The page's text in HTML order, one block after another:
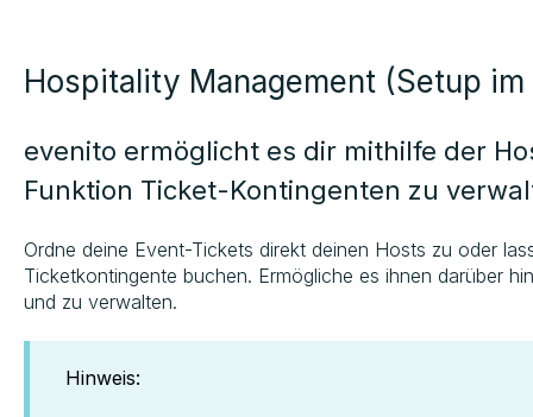
Hospitality Management (Setup
evenito ermöglicht es dir mithilfe der
Funktion Ticket-Kontingenten zu
Ordne deine Event-Tickets direkt deinen Hosts zu oder
Ticketkontingente buchen. Ermögliche es ihnen darüber
und zu verwalten.
Hinweis: